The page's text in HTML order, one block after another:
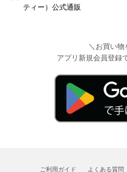
＼お買い物
アプリ新規会員登録
ご利用ガイド よくある質問